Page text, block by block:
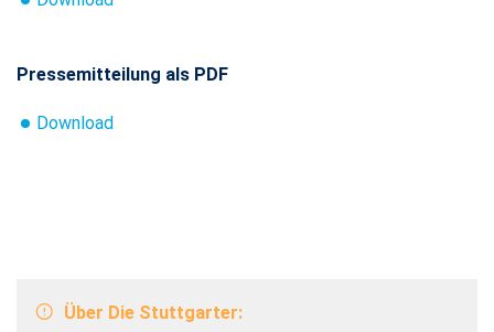
Pressemitteilung als PDF
Download
Über Die Stuttgarter: